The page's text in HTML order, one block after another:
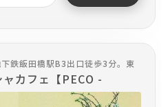
鉄飯田橋駅B3出口徒歩3分。東
カフェ【PECO -
『ツナガル』をコン